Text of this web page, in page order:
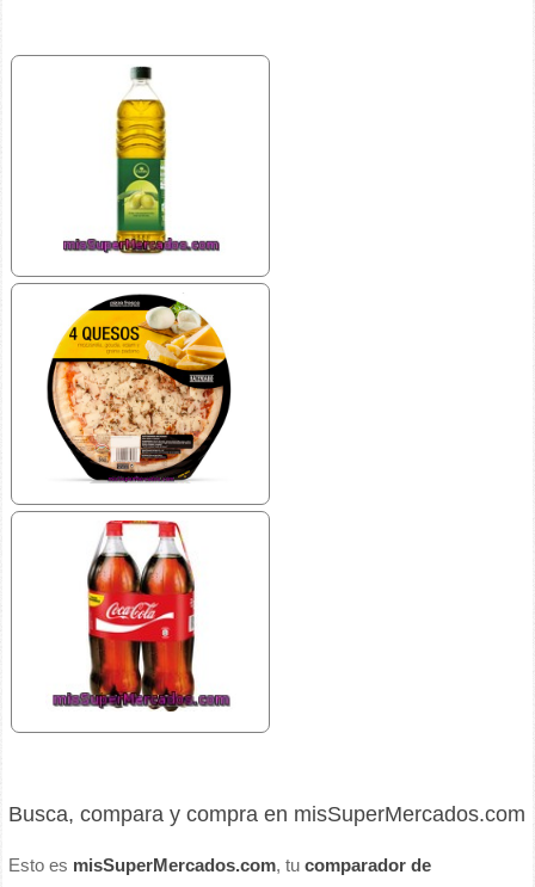
Busca, compara y compra en misSuperMercados.com
Esto es misSuperMercados.com, tucomparador de